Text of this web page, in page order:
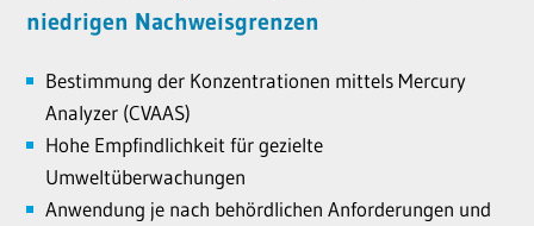
niedrigen Nachweisgrenzen
Bestimmung der Konzentrationen mittels Mercury
Analyzer (CVAAS)
Hohe Empfindlichkeit für gezielte
Umweltüberwachungen
Anwendung je nach behördlichen Anforderungen und